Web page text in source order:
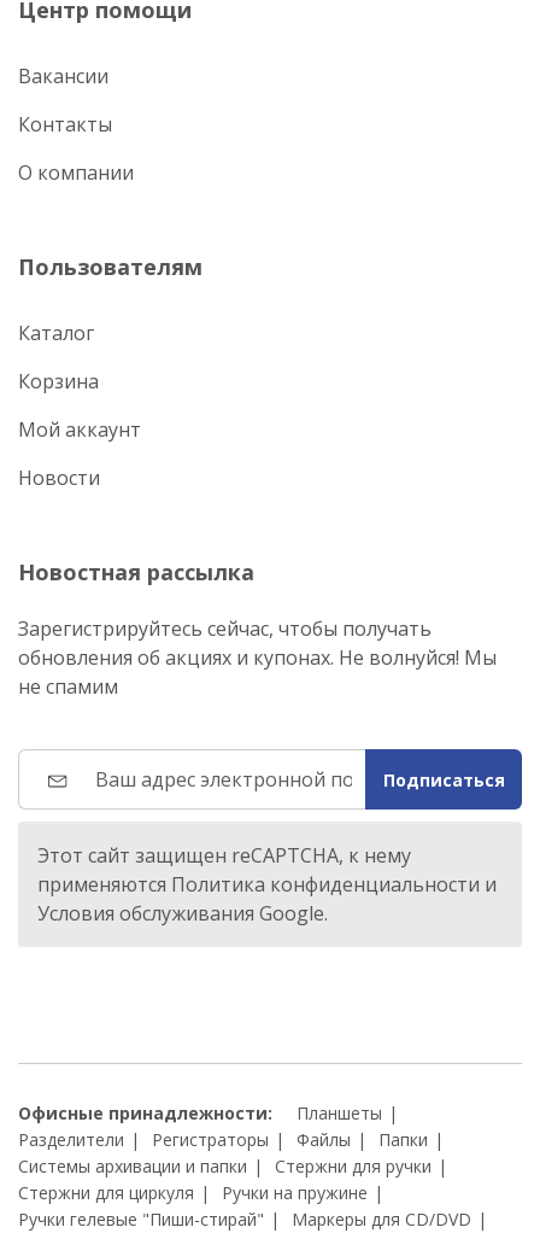
Центр помощи
Вакансии
Контакты
О компании
Пользователям
Каталог
Корзина
Мой аккаунт
Новости
Новостная рассылка
Зарегистрируйтесь сейчас, чтобы получать
обновления об акциях и купонах. Не волнуйся! Мы
не спамим
Подписаться
Этот сайт защищен reCAPTCHA, к нему
применяются Политика конфиденциальности и
Условия обслуживания Google.
Офисные принадлежности:
Планшеты
Разделители
Регистраторы Файлы
Папки
Системы архивации и папки
Стержни для ручки
Стержни для циркуля
Ручки на пружине
Ручки гелевые "Пиши-стирай"
Маркеры для CD/DVD